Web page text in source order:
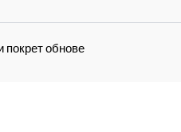
покрет обнове